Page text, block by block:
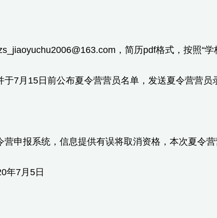
，简历pdf格式，按照“学
于7月15日前公布夏令营营员名单，发送夏令营营员
营申报系统，信息提供有误将取消资格，本次夏令营
年7月5日